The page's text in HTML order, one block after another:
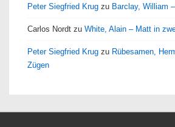
Peter Siegfried Krug zu Barclay, William
Carlos Nordt zu White, Alain – Matt in
Peter Siegfried Krug zu Rübesamen,
Zügen